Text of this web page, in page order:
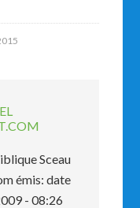
Sceau
émis: date
- 08:26